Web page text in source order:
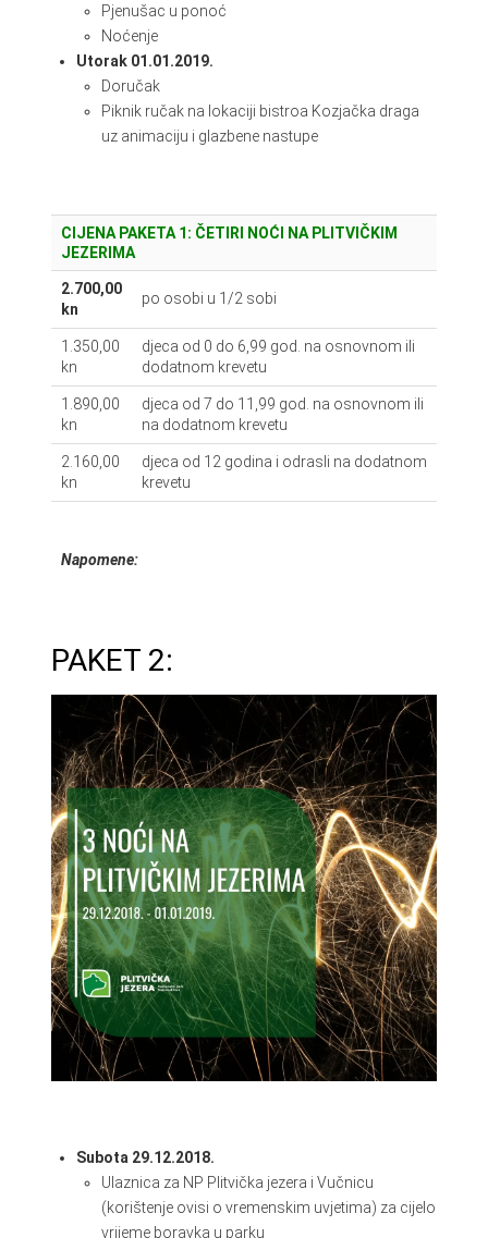
Pjenušac u ponoć
Noćenje
Utorak 01.01.2019.
Doručak
Piknik ručak na lokaciji bistroa Kozjačka draga
uz animaciju i glazbene nastupe
CIJENA PAKETA 1: ČETIRI NOĆI NA PLITVIČKIM
JEZERIMA
2.700,00
kn
po osobi u 1/2 sobi
1.350,00
kn
djeca od 0 do 6,99 god. na osnovnom ili
dodatnom krevetu
1.890,00
kn
djeca od 7 do 11,99 god. na osnovnom ili
na dodatnom krevetu
2.160,00
kn
djeca od 12 godina i odrasli na dodatnom
krevetu
Napomene:
aranžmana
150,00 kn na cijenu aranžmana
Mogućnost produljenog boravka na bazi 2 puna
pansiona po cijeni 850,00 kn po osobi (zaključno
do 06.01.2019.)
PAKET 2:
Subota 29.12.2018.
Ulaznica za NP Plitvička jezera i Vučnicu
(korištenje ovisi o vremenskim uvjetima) za cijelo
vrijeme boravka u parku